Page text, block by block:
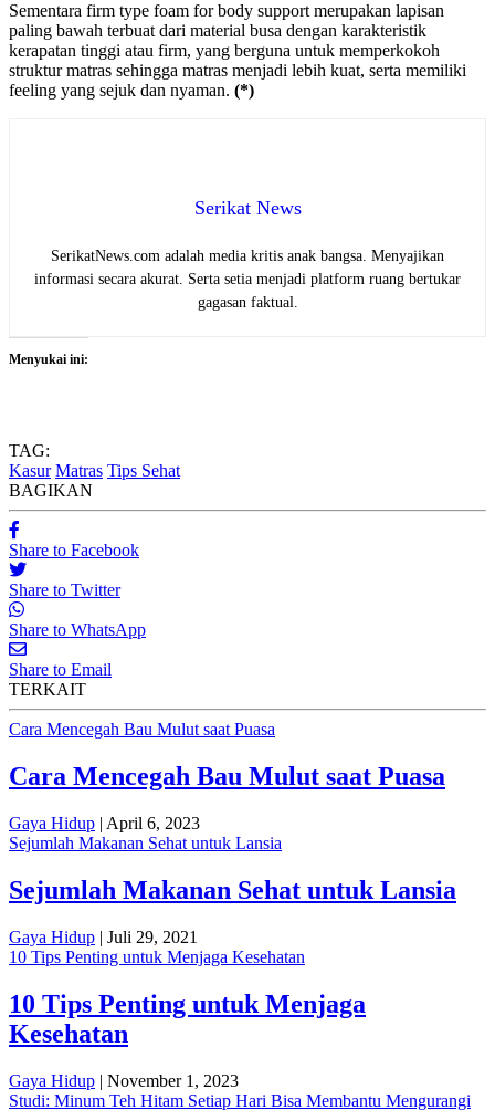
Sementara firm type foam for body support merupakan lapisan
paling bawah terbuat dari material busa dengan karakteristik
kerapatan tinggi atau firm, yang berguna untuk memperkokoh
struktur matras sehingga matras menjadi lebih kuat, serta memiliki
feeling yang sejuk dan nyaman. (*)
Serikat News
SerikatNews.com adalah media kritis anak bangsa. Menyajikan
informasi secara akurat. Serta setia menjadi platform ruang bertukar
gagasan faktual.
Menyukai ini:
TAG:
Kasur Matras Tips Sehat
BAGIKAN
Share to Facebook
Share to Twitter
Share to WhatsApp
Share to Email
TERKAIT
Cara Mencegah Bau Mulut saat Puasa
Cara Mencegah Bau Mulut saat Puasa
Gaya Hidup | April 6, 2023
Sejumlah Makanan Sehat untuk Lansia
Sejumlah Makanan Sehat untuk Lansia
Gaya Hidup | Juli 29, 2021
10 Tips Penting untuk Menjaga Kesehatan
10 Tips Penting untuk Menjaga
Kesehatan
Gaya Hidup | November 1, 2023
Studi: Minum Teh Hitam Setiap Hari Bisa Membantu Mengurangi